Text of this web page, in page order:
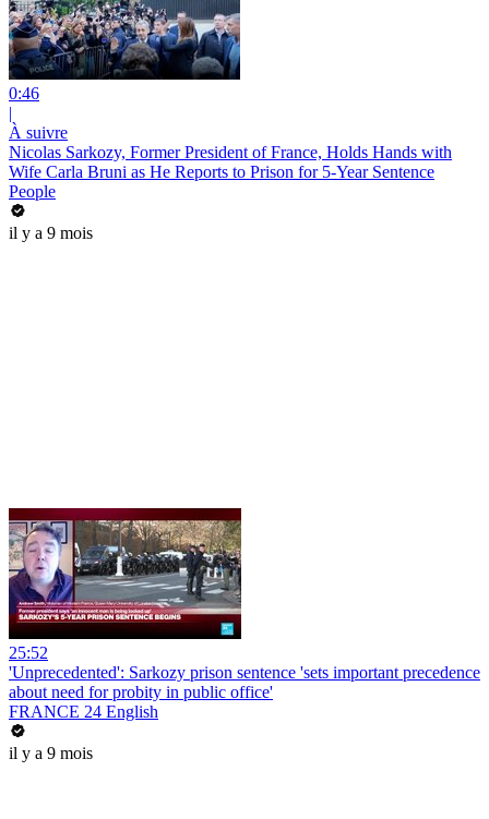
0:46
|
À suivre
Nicolas Sarkozy, Former President of France, Holds Hands with
Wife Carla Bruni as He Reports to Prison for 5-Year Sentence
People
il y a 9 mois
25:52
'Unprecedented': Sarkozy prison sentence 'sets important precedence
about need for probity in public office'
FRANCE 24 English
il y a 9 mois